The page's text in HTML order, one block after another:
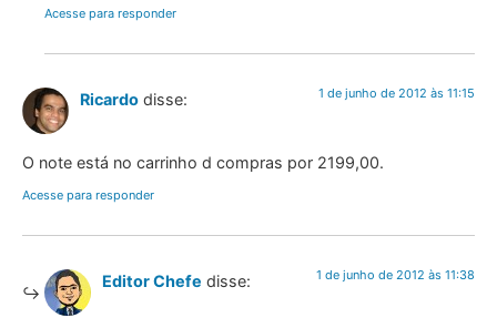
Acesse para responder
Ricardo disse: 1 de junho de 2012 às 11:15
O note está no carrinho d compras por 2199,00.
Acesse para responder
Editor Chefe disse: 1 de junho de 2012 às 11:38